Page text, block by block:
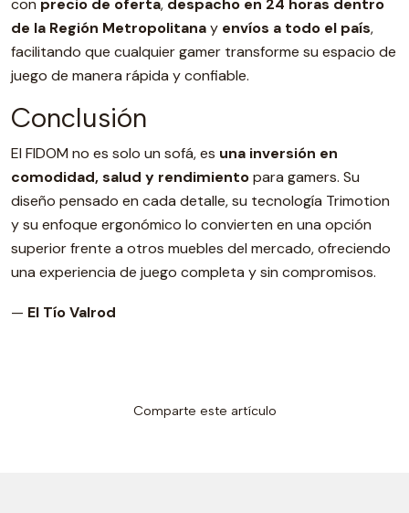
con precio de oferta, despacho en 24 horas dentro
de la Región Metropolitanay envíos a todo el país,
facilitando que cualquier gamer transforme su espacio de
juego de manera rápida y confiable.
Conclusión
El FIDOM no es solo un sofá, es una inversión en
comodidad, salud y rendimientopara gamers. Su
diseño pensado en cada detalle, su tecnología Trimotion
y su enfoque ergonómico lo convierten en una opción
superior frente a otros muebles del mercado, ofreciendo
una experiencia de juego completa y sin compromisos.
— El Tío Valrod
Comparte este artículo